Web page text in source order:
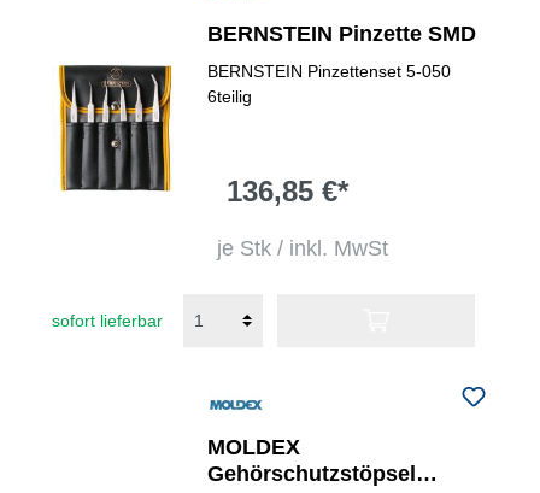
BERNSTEIN Pinzette SMD
BERNSTEIN Pinzettenset 5-050
6teilig
136,85 €*
je Stk / inkl. MwSt
sofort lieferbar
MOLDEX
Gehörschutzstöpsel